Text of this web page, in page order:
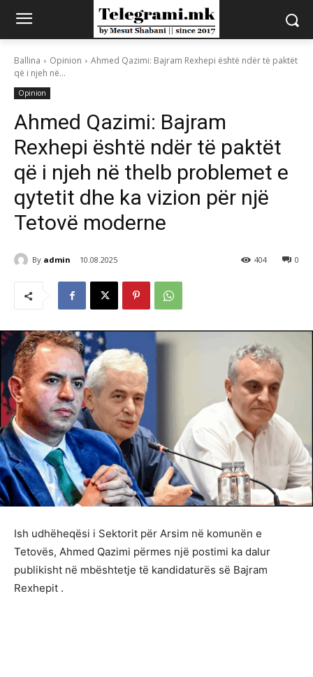
Ballina Opinion
Ahmed Qazimi: Bajram Rexhepi është ndër të paktët
që i njeh në...
Opinion
Ahmed Qazimi: Bajram
Rexhepi është ndër të paktët
që i njeh në thelb problemet e
qytetit dhe ka vizion për një
Tetovë moderne
By admin 10.08.2025 0
404
Ish udhëheqësi i Sektorit për Arsim në komunën e
Tetovës, Ahmed Qazimi përmes një postimi ka dalur
publikisht në mbështetje të kandidaturës së Bajram
Rexhepit .